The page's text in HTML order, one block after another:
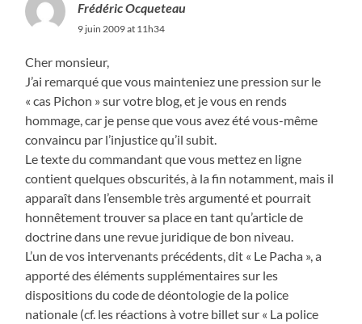
Frédéric Ocqueteau
9 juin 2009 at 11h34
Cher monsieur,
J’ai remarqué que vous mainteniez une pression sur le
« cas Pichon » sur votre blog, et je vous en rends
hommage, car je pense que vous avez été vous-même
convaincu par l’injustice qu’il subit.
Le texte du commandant que vous mettez en ligne
contient quelques obscurités, à la fin notamment, mais il
apparaît dans l’ensemble très argumenté et pourrait
honnêtement trouver sa place en tant qu’article de
doctrine dans une revue juridique de bon niveau.
L’un de vos intervenants précédents, dit « Le Pacha », a
apporté des éléments supplémentaires sur les
dispositions du code de déontologie de la police
nationale (cf. les réactions à votre billet sur « La police